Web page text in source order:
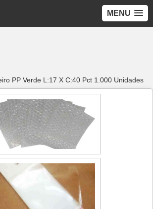
MENU
PP Verde L:17 X C:40 Pct 1.000 Unidades